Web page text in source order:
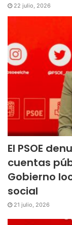
22 julio, 2026
El PSOE
cuentas
Gobierno
social
21 julio, 2026